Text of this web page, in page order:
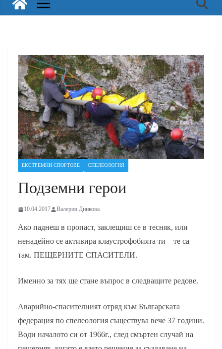
ЕКСТРЕМНИ СПОРТОВЕ СПЕЛЕОЛОГИЯ
Подземни герои
10.04.2017 Валерия Динкова
Ако паднеш в пропаст, заклещиш се в тесняк, или
ненадейно се активира клаустрофобията ти – те са
там. ПЕЩЕРНИТЕ СПАСИТЕЛИ.
Именно за тях ще стане въпрос в следващите редове.
Аварийно-спасителният отряд към Българската
федерация по спелеология съществува вече 37 години.
Води началото си от 1966г., след смъртен случай на